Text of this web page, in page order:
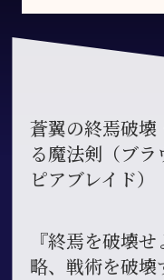
蒼翼の終焉破壊
る魔法剣（ブラ
ピアブレイド）
『終焉を破壊
略、戦術を破壊